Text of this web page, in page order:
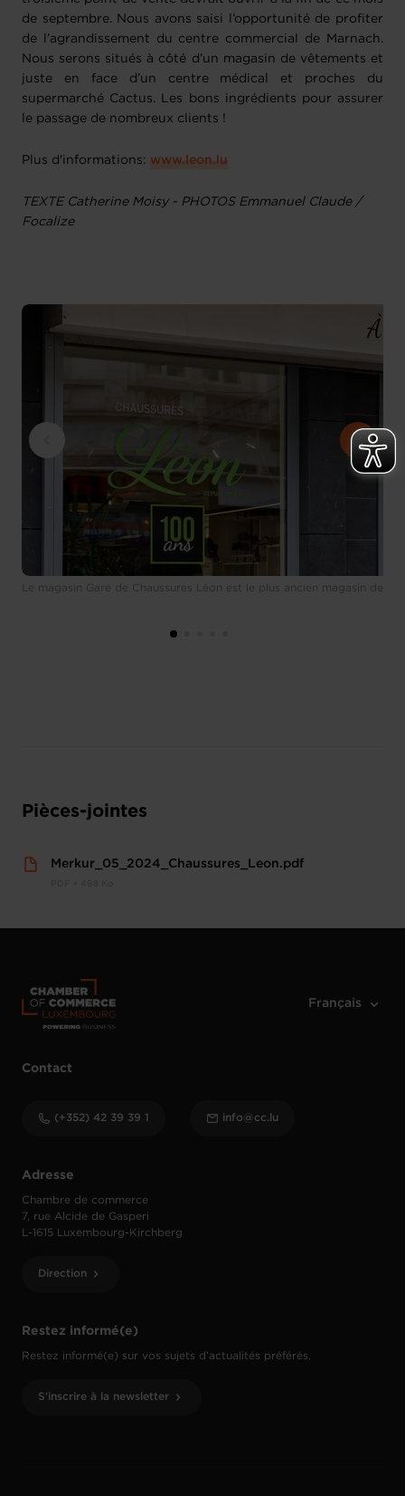
de septembre. Nous avons saisi l’opportunité de profiter
de l’agrandissement du centre commercial de Marnach.
Nous serons situés à côté d’un magasin de vêtements et
juste en face d’un centre médical et proches du
supermarché Cactus. Les bons ingrédients pour assurer
le passage de nombreux clients !
Plus d'informations: www.leon.lu
TEXTE Catherine Moisy - PHOTOS Emmanuel Claude /
Focalize
Le magasin Gare de Chaussures Léon est le plus ancien magasin de
Pièces-jointes
Merkur_05_2024_Chaussures_Leon.pdf
Restez informé(e)
Restez informé(e) sur vos sujets d’actualités préférés.
S'inscrire à la newsletter
Adresse
Chambre de commerce
7, rue Alcide de Gasperi
L-1615 Luxembourg-Kirchberg
Direction
Contact
(+352) 42 39 39 1 info@cc.lu